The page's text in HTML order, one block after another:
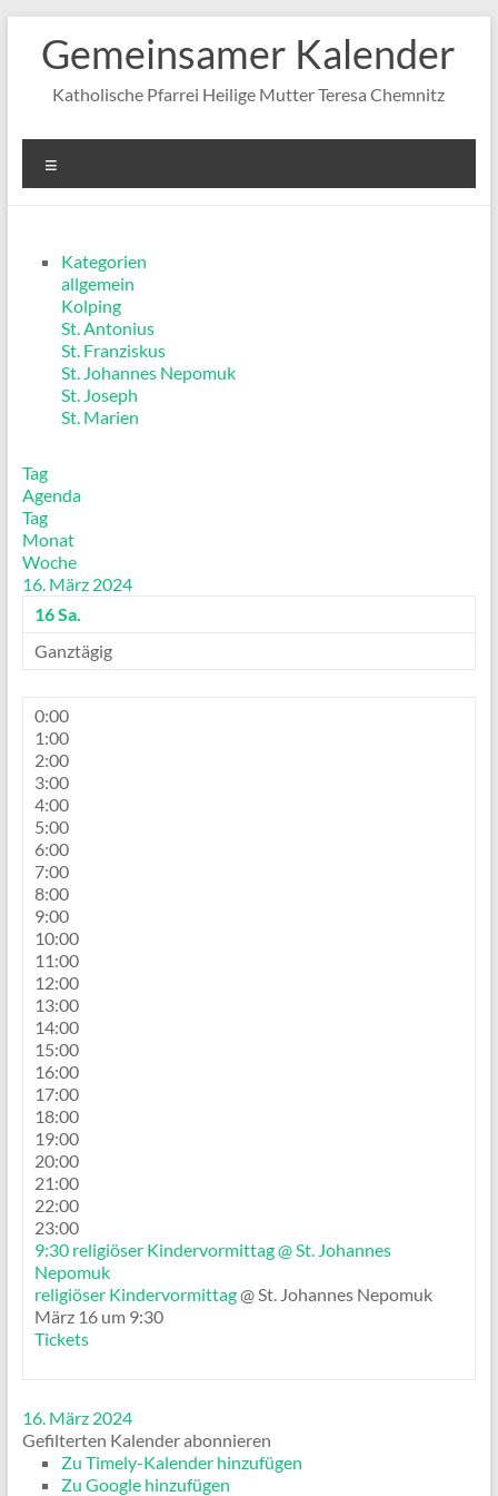
Inhalt
springen
Gemeinsamer Kalender
Katholische Pfarrei Heilige Mutter Teresa Chemnitz
Kategorien
allgemein
Kolping
St. Antonius
St. Franziskus
St. Johannes Nepomuk
St. Joseph
St. Marien
Tag
Agenda
Tag
Monat
Woche
16. März 2024
16Sa.
Ganztägig
0:00
1:00
2:00
3:00
4:00
5:00
6:00
7:00
8:00
9:00
10:00
11:00
12:00
13:00
14:00
15:00
16:00
17:00
18:00
19:00
20:00
21:00
22:00
23:00
9:30 religiöser Kindervormittag@ St. Johannes
Nepomuk
religiöser Kindervormittag@ St. Johannes Nepomuk
März 16 um 9:30
Tickets
16. März 2024
Gefilterten Kalender abonnieren
Zu Timely-Kalender hinzufügen
Zu Google hinzufügen